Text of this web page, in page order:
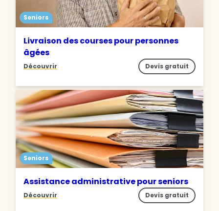
Seniors
Livraison des courses pour personnes
âgées
Découvrir Devis gratuit
Seniors
Assistance administrative pour seniors
Découvrir Devis gratuit